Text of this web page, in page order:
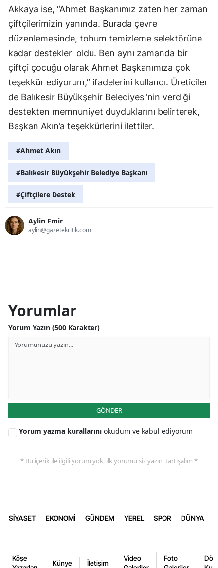
Akkaya ise, “Ahmet Başkanımız zaten her zaman
çiftçilerimizin yanında. Burada çevre
düzenlemesinde, tohum temizleme selektörüne
kadar destekleri oldu. Ben aynı zamanda bir
çiftçi çocuğu olarak Ahmet Başkanımıza çok
teşekkür ediyorum,” ifadelerini kullandı. Üreticiler
de Balıkesir Büyükşehir Belediyesi’nin verdiği
destekten memnuniyet duyduklarını belirterek,
Başkan Akın’a teşekkürlerini ilettiler.
#Ahmet Akın
#Balıkesir Büyükşehir Belediye Başkanı
#Çiftçilere Destek
Aylin Emir
aylin@gazetekritik.com
Yorumlar
Yorum Yazın (500 Karakter)
GÖNDER
Yorum yazma kurallarını okudum ve kabul ediyorum
* Bu içerik ile ilgili yorum yok, ilk yorumu siz yazın, tartışalım *
SİYASET EKONOMİ GÜNDEM YEREL SPOR DÜNYA
Köşe
Künye İletişim
Video
Foto